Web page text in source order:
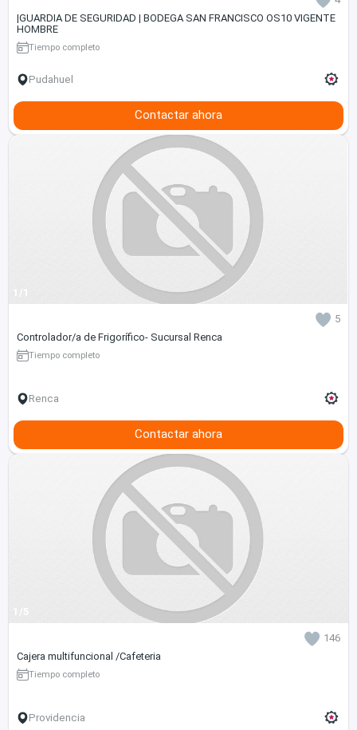
|GUARDIA DE SEGURIDAD | BODEGA SAN FRANCISCO OS10 VIGENTE
HOMBRE
Tiempo completo
Pudahuel
Contactar ahora
1/1
5
Controlador/a de Frigorífico- Sucursal Renca
Tiempo completo
Renca
Contactar ahora
1/5
146
Cajera multifuncional /Cafeteria
Tiempo completo
Providencia